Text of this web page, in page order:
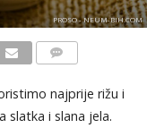
PROSO - NEUM-BIH.COM
najprije rižu i
slatka i slana jela.